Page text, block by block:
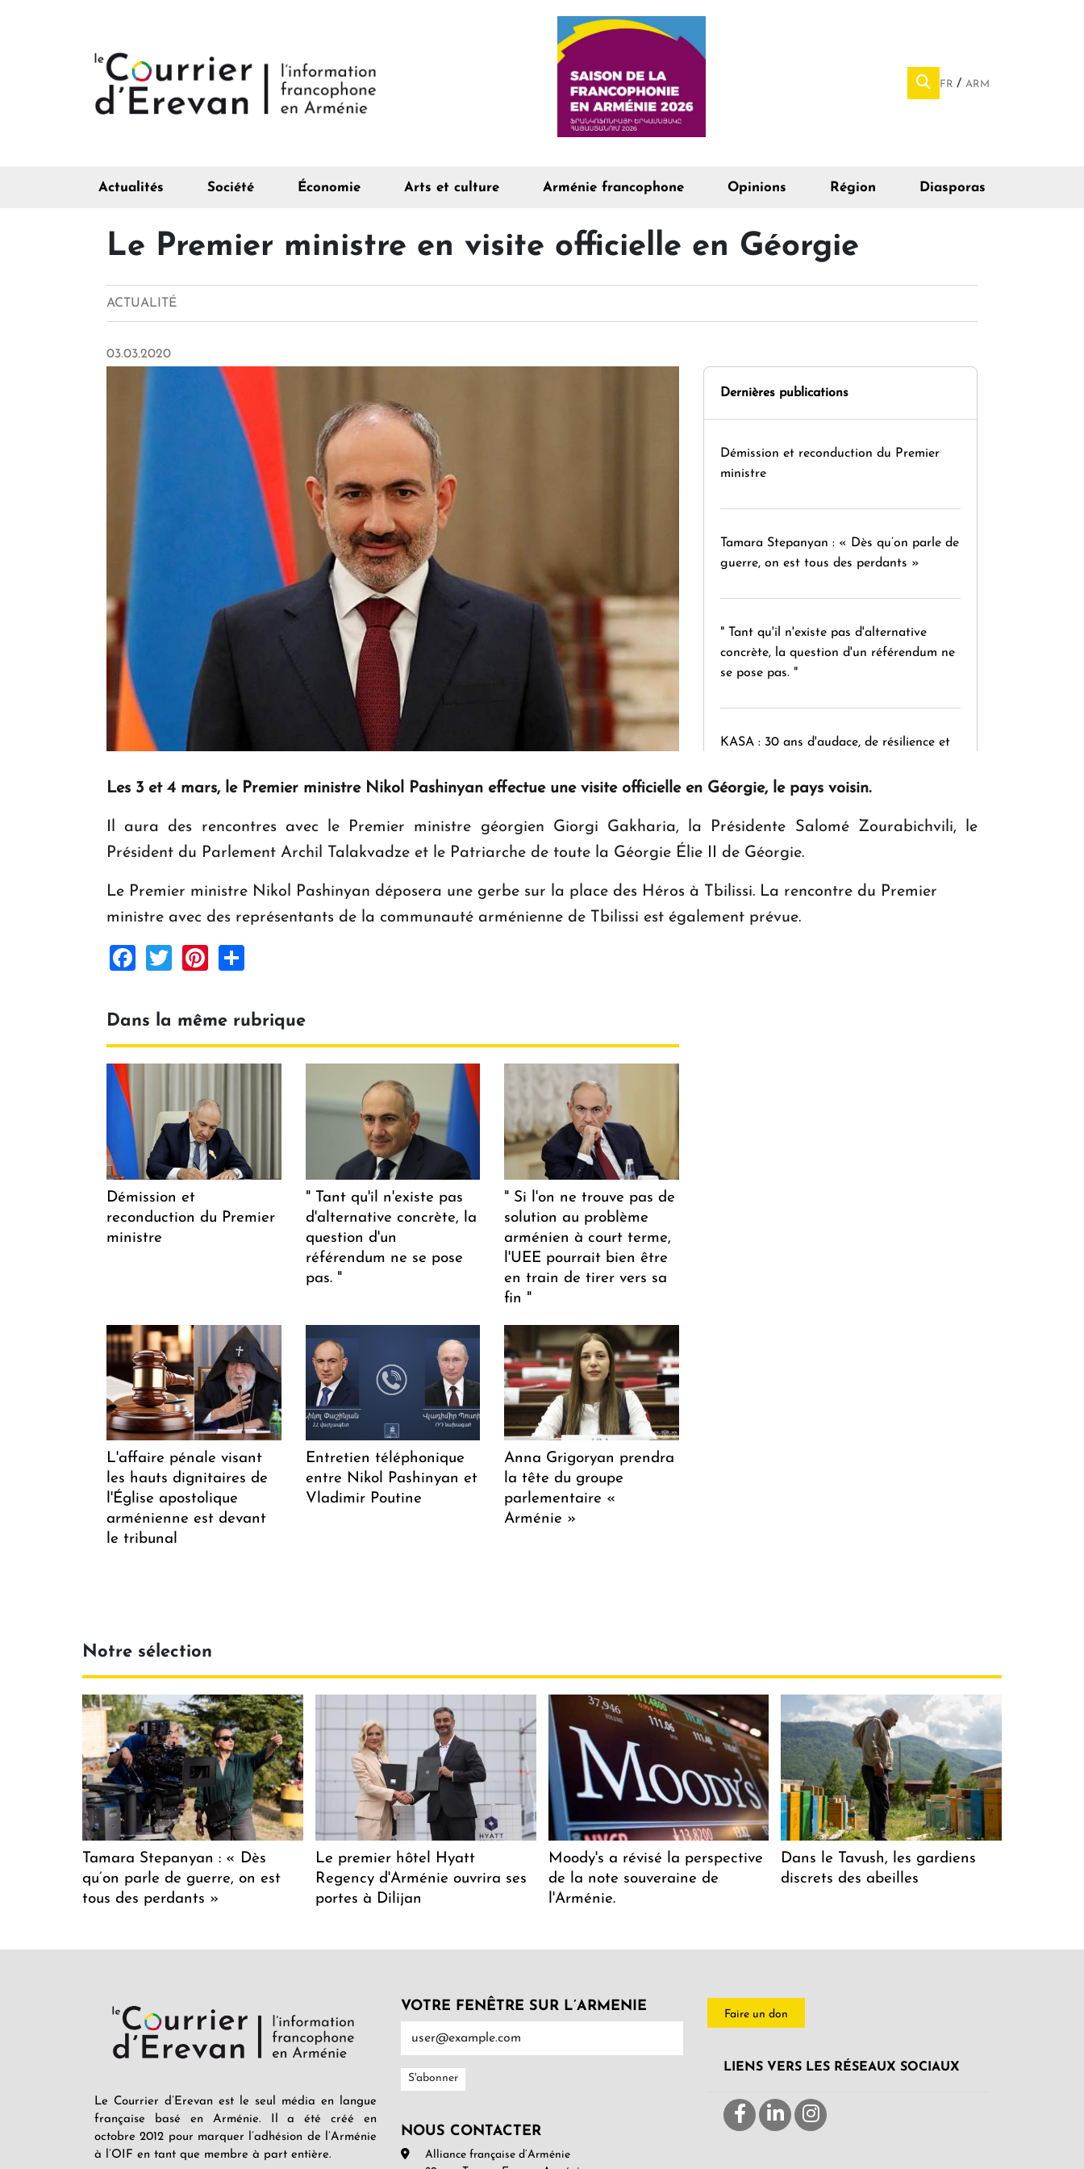
FR ARM
Actualités Société Économie Arts et culture Arménie francophone Opinions Région Diasporas
Le Premier ministre en visite officielle en Géorgie
ACTUALITÉ
03.03.2020
Dernières publications
Démission et reconduction du Premier
ministre
Tamara Stepanyan : « Dès qu’on parle de
guerre, on est tous des perdants »
" Tant qu'il n'existe pas d'alternative
concrète, la question d'un référendum ne
se pose pas. "
KASA : 30 ans d'audace, de résilience et
Le premier hôtel Hyatt Regency
d'Arménie ouvrira ses portes à Dilijan
Les 3 et 4 mars, le Premier ministre Nikol Pashinyan effectue une visite officielle en Géorgie, le pays voisin.
Il aura des rencontres avec le Premier ministre géorgien Giorgi Gakharia, la Présidente Salomé Zourabichvili, le
Président du Parlement Archil Talakvadze et le Patriarche de toute la Géorgie Élie II de Géorgie.
Le Premier ministre Nikol Pashinyan déposera une gerbe sur la place des Héros à Tbilissi. La rencontre du Premier
ministre avec des représentants de la communauté arménienne de Tbilissi est également prévue.
Facebook
TwitterPinterest
Dans la même rubrique
Démission et
reconduction du Premier
ministre
" Tant qu'il n'existe pas
d'alternative concrète, la
question d'un
référendum ne se pose
pas. "
" Si l'on ne trouve pas de
solution au problème
arménien à court terme,
l'UEE pourrait bien être
en train de tirer vers sa
fin "
L'affaire pénale visant
les hauts dignitaires de
l'Église apostolique
arménienne est devant
le tribunal
Entretien téléphonique
entre Nikol Pashinyan et
Vladimir Poutine
Anna Grigoryan prendra
la tête du groupe
parlementaire «
Arménie »
Notre sélection
Tamara Stepanyan : « Dès
qu’on parle de guerre, on est
tous des perdants »
Le premier hôtel Hyatt
Regency d'Arménie ouvrira ses
portes à Dilijan
Moody's a révisé la perspective
de la note souveraine de
l'Arménie.
Dans le Tavush, les gardiens
discrets des abeilles
Le Courrier d’Erevan est le seul média en langue
française basé en Arménie. Il a été créé en
octobre 2012 pour marquer l’adhésion de l’Arménie
à l’OIF en tant que membre à part entière.
VOTRE FENÊTRE SUR L’ARMENIE
NOUS CONTACTER
Alliance française d’Arménie
Faire un don
LIENS VERS LES RÉSEAUX SOCIAUX